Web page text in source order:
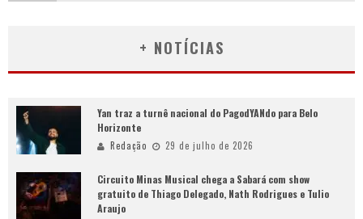
+ NOTÍCIAS
Yan traz a turnê nacional do PagodYANdo para Belo
Horizonte
Redação 29 de julho de 2026
Circuito Minas Musical chega a Sabará com show
gratuito de Thiago Delegado, Nath Rodrigues e Tulio
Araujo